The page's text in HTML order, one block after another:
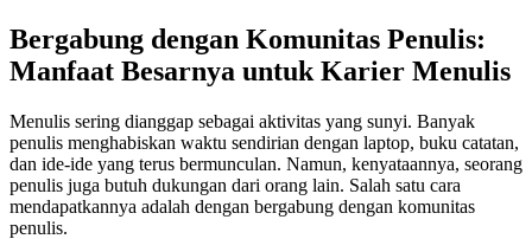
Bergabung dengan Komunitas Penulis:
Manfaat Besarnya untuk Karier Menulis
Menulis sering dianggap sebagai aktivitas yang sunyi. Banyak
penulis menghabiskan waktu sendirian dengan laptop, buku catatan,
dan ide-ide yang terus bermunculan. Namun, kenyataannya, seorang
penulis juga butuh dukungan dari orang lain. Salah satu cara
mendapatkannya adalah dengan bergabung dengan komunitas
penulis.